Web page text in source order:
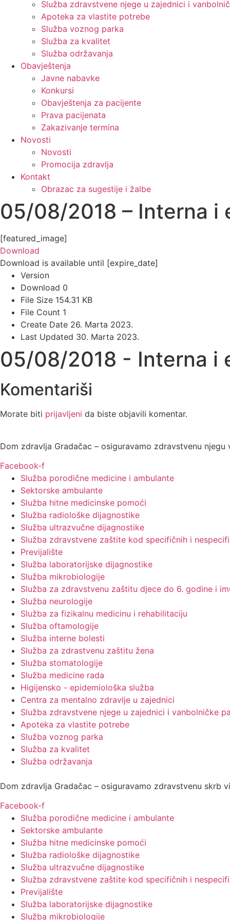
Služba zdravstvene njege u zajednici i
Apoteka za vlastite potrebe
Služba voznog parka
Služba za kvalitet
Služba održavanja
Obavještenja
Javne nabavke
Konkursi
Obavještenja za pacijente
Prava pacijenata
Zakazivanje termina
Novosti
Novosti
Promocija zdravlja
Kontakt
Obrazac za sugestije i žalbe
05/08/2018 – Interna i
[featured_image]
Download
Download is available until [expire_date]
Version
Download 0
File Size 154.31 KB
File Count 1
Create Date 26. Marta 2023.
Last Updated 30. Marta 2023.
05/08/2018 - Interna i
Komentariši
Morate biti prijavljeni da biste objavili komentar.
Dom zdravlja Gradačac – osiguravamo zdravstvenu
Facebook-f
Služba porodične medicine i ambulante
Sektorske ambulante
Služba hitne medicinske pomoći
Služba radiološke dijagnostike
Služba ultrazvučne dijagnostike
Služba zdravstvene zaštite kod specifičnih i
Previjalište
Služba laboratorijske dijagnostike
Služba mikrobiologije
Služba za zdravstvenu zaštitu djece do 6. godine i
Služba neurologije
Služba za fizikalnu medicinu i rehabilitaciju
Služba oftamologije
Služba interne bolesti
Služba za zdrastvenu zaštitu žena
Služba stomatologije
Služba medicine rada
Higijensko - epidemiološka služba
Centra za mentalno zdravlje u zajednici
Služba zdravstvene njege u zajednici i vanbolničke
Apoteka za vlastite potrebe
Služba voznog parka
Služba za kvalitet
Služba održavanja
Dom zdravlja Gradačac – osiguravamo zdravstvenu skrb
Facebook-f
Služba porodične medicine i ambulante
Sektorske ambulante
Služba hitne medicinske pomoći
Služba radiološke dijagnostike
Služba ultrazvučne dijagnostike
Služba zdravstvene zaštite kod specifičnih i
Previjalište
Služba laboratorijske dijagnostike
Služba mikrobiologije